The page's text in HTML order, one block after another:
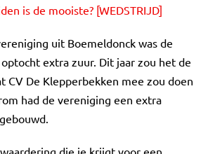
is de mooiste? [WEDSTRIJD]
uit Boemeldonck was de
extra zuur. Dit jaar zou het de
CV De Klepperbekken mee zou doen
had de vereniging een extra
die je krijgt voor een